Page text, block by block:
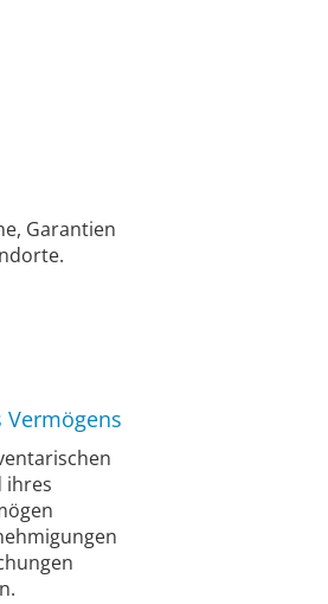
Garantien
ihres